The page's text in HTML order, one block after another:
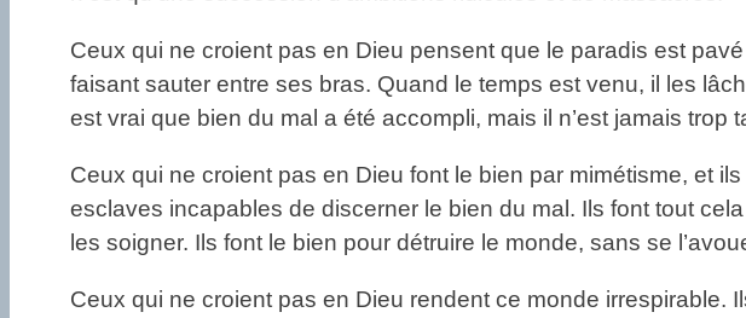
Ceux qui ne croient pas en Dieu pensent que le paradis est
faisant sauter entre ses bras. Quand le temps est venu, il les
est vrai que bien du mal a été accompli, mais il n’est jamais trop
Ceux qui ne croient pas en Dieu font le bien par mimétisme, et
esclaves incapables de discerner le bien du mal. Ils font tout
les soigner. Ils font le bien pour détruire le monde, sans se
Ceux qui ne croient pas en Dieu rendent ce monde irrespirable.